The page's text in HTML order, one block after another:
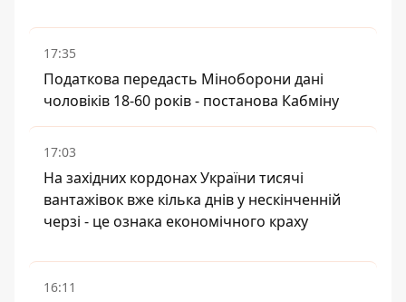
17:35
Податкова передасть Міноборони дані
чоловіків 18-60 років - постанова Кабміну
17:03
На західних кордонах України тисячі
вантажівок вже кілька днів у нескінченній
черзі - це ознака економічного краху
16:11